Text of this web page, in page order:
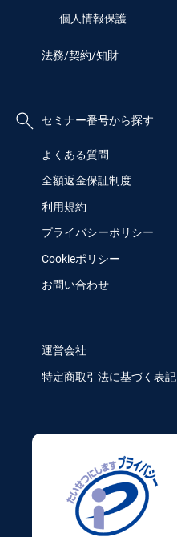
個人情報保護
法務/契約/知財
セミナー番号から探す
よくある質問
全額返金保証制度
利用規約
プライバシーポリシー
Cookieポリシー
お問い合わせ
運営会社
特定商取引法に基づく表記